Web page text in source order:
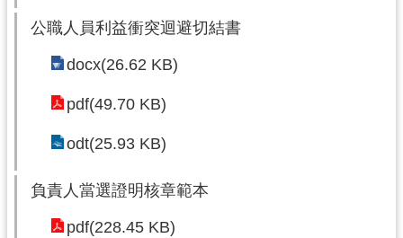
公職人員利益衝突迴避切結書
docx(26.62 KB)
pdf(49.70 KB)
odt(25.93 KB)
負責人當選證明核章範本
pdf(228.45 KB)